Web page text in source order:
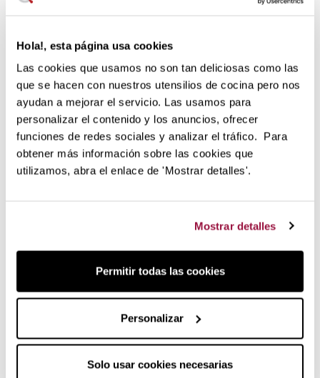
Hola!, esta página usa cookies
Las cookies que usamos no son tan deliciosas como las
que se hacen con nuestros utensilios de cocina pero nos
ayudan a mejorar el servicio. Las usamos para
personalizar el contenido y los anuncios, ofrecer
funciones de redes sociales y analizar el tráfico. Para
obtener más información sobre las cookies que
utilizamos, abra el enlace de 'Mostrar detalles'.
Mostrar detalles
Permitir todas las cookies
Personalizar
Solo usar cookies necesarias
El término ÄGGCØDDLER es escandinavo y es una
nacen y se cuecen deliciosos manjares de huevo.
Lo que creas sólo está limitado por tu imaginación
puesto que las variaciones son infinitas.Los recipientes
de porcelana ÄGGCØDDLER son una excelente opción para
el desayuno, un tentempié o simplemente cuando tienes
hambre y quieres darte un homenaje con mucha clase.
¿Cómo utilizar el escalfador de
porcelana ÄGGCØDDLER?